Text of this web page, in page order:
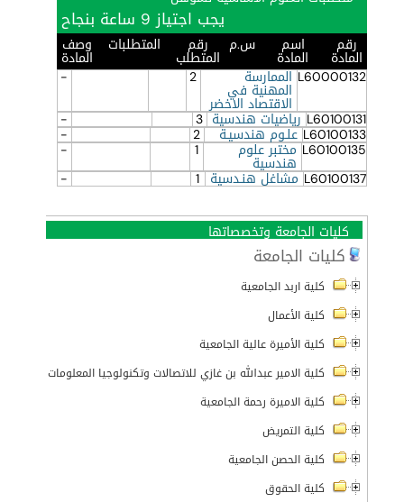
يجب اجتياز 9 ساعة بنجاح
رقم
المادة
اسم
المادة
س.م رقم
المتطلب
المتطلبات وصف
المادة
L60000132 الممارسة
المهنية في
الاقتصاد الاخضر
2
-
L60100131 رياضيات هندسية 3
-
L60100133 علـوم هندسيـة 2
-
L60100135 مختبر علوم
هندسية
1
-
L60100137 مشاغل هنـدسية 1
-
كليات الجامعة وتخصصاتها
كليات الجامعة
كلية اربد الجامعية
كلية الأعمال
كلية الأميرة عالية الجامعية
كلية الامير عبدالله بن غازي للاتصالات وتكنولوجيا المعلومات
كلية الاميرة رحمة الجامعية
كلية التمريض
كلية الحصن الجامعية
كلية الحقوق